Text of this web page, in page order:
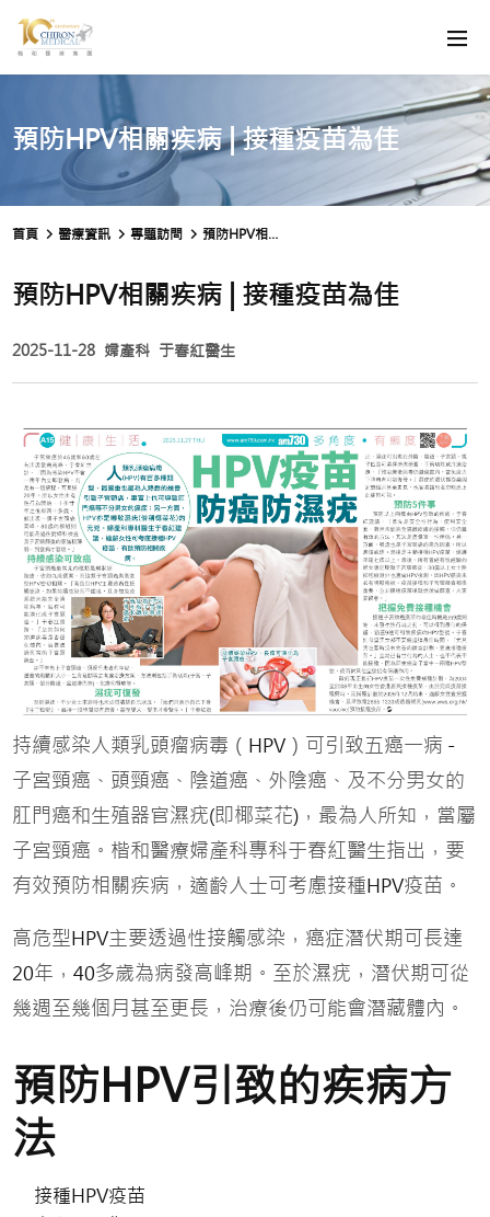
預防HPV相關疾病 | 接種疫苗為佳
首頁 醫療資訊 專題訪問 預防HPV相關疾病 | 接種疫苗為佳
預防HPV相關疾病 | 接種疫苗為佳
2025-11-28 婦產科 于春紅醫生
持續感染人類乳頭瘤病毒（ HPV ）可引致五癌一病 -
子宮頸癌、頭頸癌、陰道癌、外陰癌、及不分男女的
肛門癌和生殖器官濕疣(即椰菜花) ，最為人所知，當屬
子宮頸癌。楷和醫療婦產科專科于春紅醫生指出，要
有效預防相關疾病，適齡人士可考慮接種HPV疫苗。
高危型HPV主要透過性接觸感染，癌症潛伏期可長達
20年，40多歲為病發高峰期。至於濕疣，潛伏期可從
幾週至幾個月甚至更長，治療後仍可能會潛藏體內。
預防HPV引致的疾病方
法
接種HPV疫苗